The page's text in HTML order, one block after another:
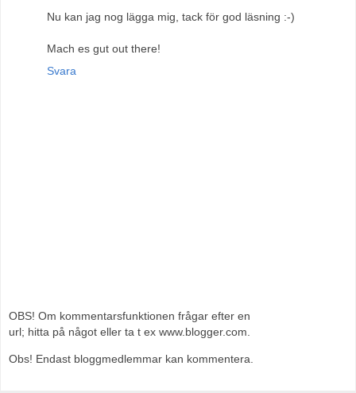
Nu kan jag nog lägga mig, tack för god läsning :-)
Mach es gut out there!
Svara
OBS! Om kommentarsfunktionen frågar efter en
url; hitta på något eller ta t ex www.blogger.com.
Obs! Endast bloggmedlemmar kan kommentera.